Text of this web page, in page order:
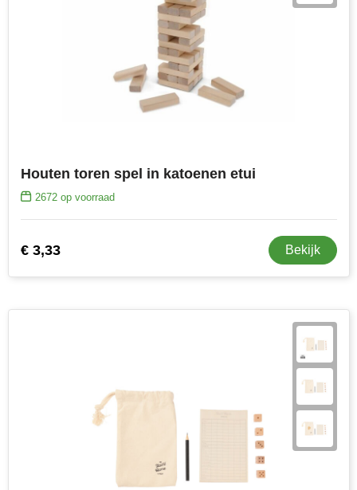
Houten toren spel in katoenen etui
2672op voorraad
€ 3,33 Bekijk